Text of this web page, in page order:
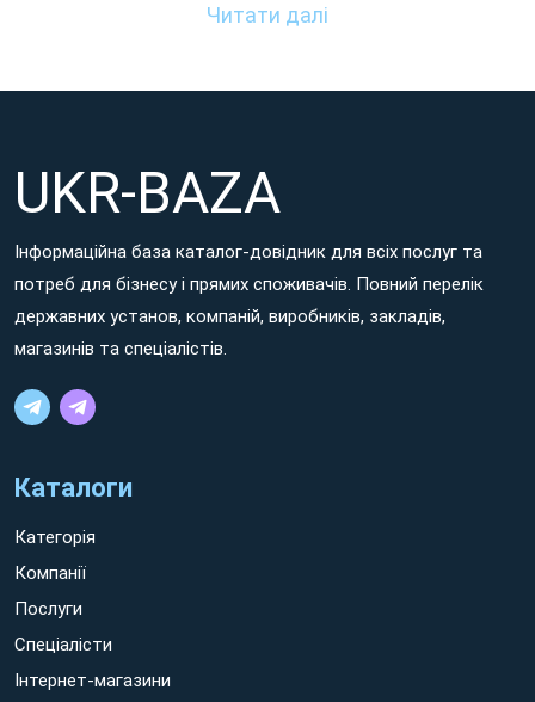
enim omnis sed laudantium aspernatur non quia iste At
voluptatem aut neque galisum hic aliquid facilis et adipisci
voluptates!
Non ratione dolorem aut minima ipsum sed ratione ipsam
sit Первомайський earum quos aut eaque voluptates. Eum sint
quidem hic cumque nisi et consequuntur molestiae id eaque
vero! Non rerum voluptatem et quos nesciunt sit galisum
tempora eos possimus facilis quo quis quia et tempora tenetur
Читати далі
UKR-BAZA
Інформаційна база каталог-довідник для всіх послуг та
потреб для бізнесу і прямих споживачів. Повний перелік
державних установ, компаній, виробників, закладів,
магазинів та спеціалістів.
Каталоги
Категорія
Компанії
Послуги
Спеціалісти
Інтернет-магазини